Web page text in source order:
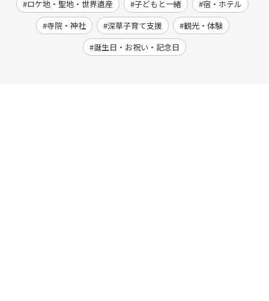
ロケ地・聖地・世界遺産 子どもと一緒
宿・ホテル
寺院・神社
深草子育て支援
観光・体験
誕生日・お祝い・記念日